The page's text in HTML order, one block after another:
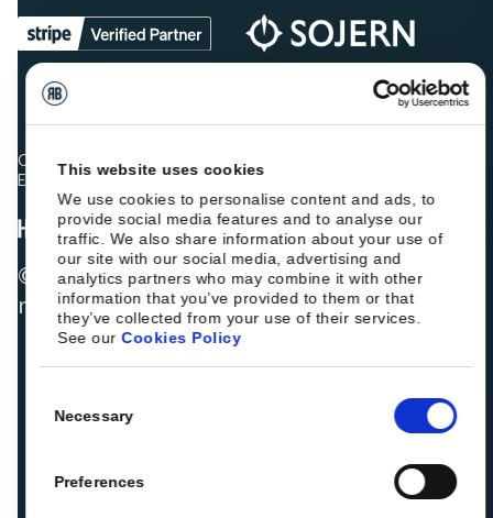
This website uses cookies
We use cookies to personalise content and ads, to
provide social media features and to analyse our
traffic. We also share information about your use of
our site with our social media, advertising and
analytics partners who may combine it with other
information that you’ve provided to them or that
they’ve collected from your use of their services.
See ourCookies Policy
Selection
Necessary
Preferences
Os colegas hoteleiros estão a classificar a Roiback como
Excelente:
© 2026 ROIBACK, Inc. Todos os direitos
reservados